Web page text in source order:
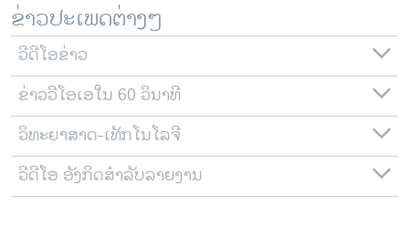
ສຽງ
ລາຍການກະຈາຍສຽງ
ລາຍງານ
ຕິດຕາມພວກເຮົາ ທີ່
ພາສາຕ່າງໆ
ຂ່າວປະເພດຕ່າງໆ
ວີດີໂອຂ່າວ
ຂ່າວວີໂອເອໃນ 60 ວິນາທີ
ວິທະຍາສາດ-ເທັກໂນໂລຈີ
ວີດີໂອ ອັງກິດສຳລັບລາຍງານ